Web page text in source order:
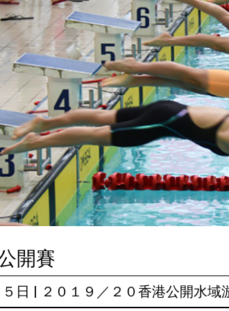
開賽
日 | ２０１９／２０香港公開水域